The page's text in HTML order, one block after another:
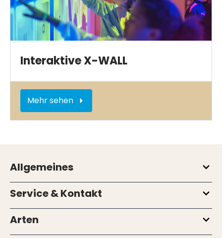
Interaktive X-WALL
Mehr sehen
Allgemeines
Service & Kontakt
Arten